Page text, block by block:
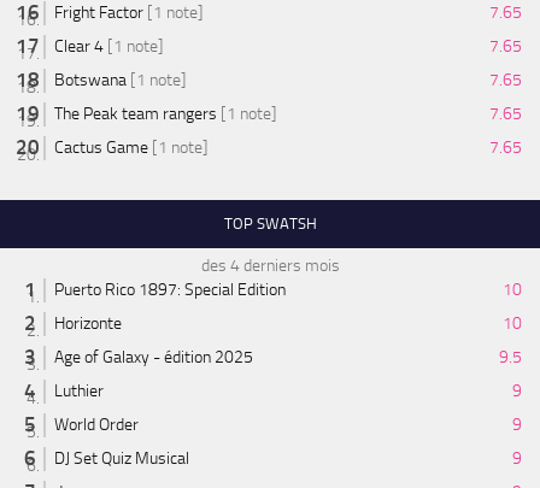
Fright Factor [1 note]
7.65
Clear 4 [1 note]
7.65
Botswana [1 note]
7.65
The Peak team rangers [1 note]
7.65
Cactus Game [1 note] 7.65
TOP SWATSH
des 4 derniers mois
Puerto Rico 1897: Special Edition
10
Horizonte
10
Age of Galaxy - édition 2025
9.5
Luthier
9
World Order
9
DJ Set Quiz Musical
9